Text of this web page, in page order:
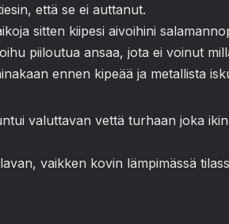
että se ei auttanut.
sitten kiipesi aivoihini
piiloutua ansaa, jota ei voinut
ennen kipeää ja metallista
valuttavan vettä turhaan joka
vaikken kovin lämpimässä